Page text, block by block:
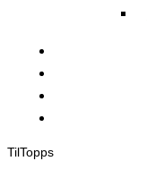
TilTopps